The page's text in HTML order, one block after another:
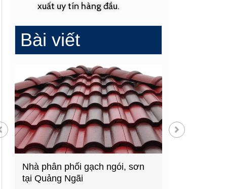
xuất uy tín hàng đầu.
Bài viết
Nhà phân phối gạch ngói, sơn
tại Quảng Ngãi